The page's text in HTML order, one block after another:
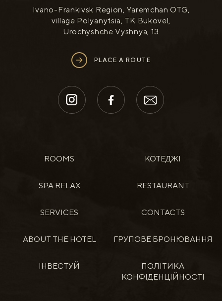
Ivano-Frankivsk Region, Yaremchan OTG,
village Polyanytsia, TK Bukovel,
Urochyshche Vyshnya, 13
PLACE A ROUTE
ROOMS КОТЕДЖІ
SPA RELAX RESTAURANT
SERVICES CONTACTS
ABOUT THE HOTEL ГРУПОВЕ БРОНЮВАННЯ
ІНВЕСТУЙ
ПОЛІТИКА
КОНФІДЕНЦІЙНОСТІ